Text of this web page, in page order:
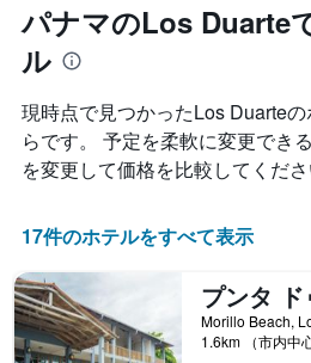
パナマのLos Duarte
ル
現時点で見つかったLos Duarte
らです。 予定を柔軟に変更でき
を変更して価格を比較してくださ
17件のホテルをすべて表示
1.6km （市内中